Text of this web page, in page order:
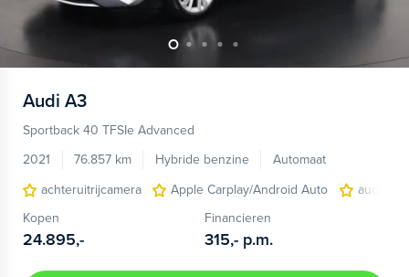
Audi A3
Sportback 40 TFSIe Advanced
2021
76.857 km Hybride benzine
Automaat
achteruitrijcamera
Apple Carplay/Android Auto
audio
Kopen
24.895,-
Financieren
315,- p.m.